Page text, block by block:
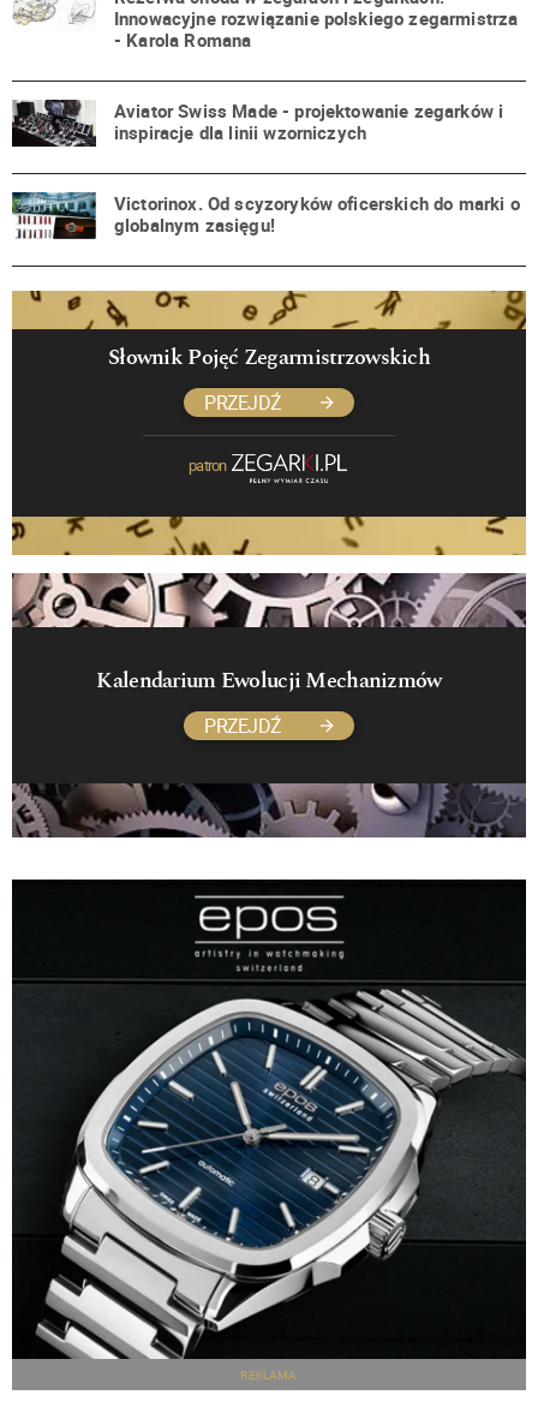
Innowacyjne rozwiązanie polskiego zegarmistrza
- Karola Romana
Aviator Swiss Made - projektowanie zegarków i
inspiracje dla linii wzorniczych
Victorinox. Od scyzoryków oficerskich do marki o
globalnym zasięgu!
Słownik Pojęć Zegarmistrzowskich
PRZEJDŹ
patron
Kalendarium Ewolucji Mechanizmów
PRZEJDŹ
REKLAMA